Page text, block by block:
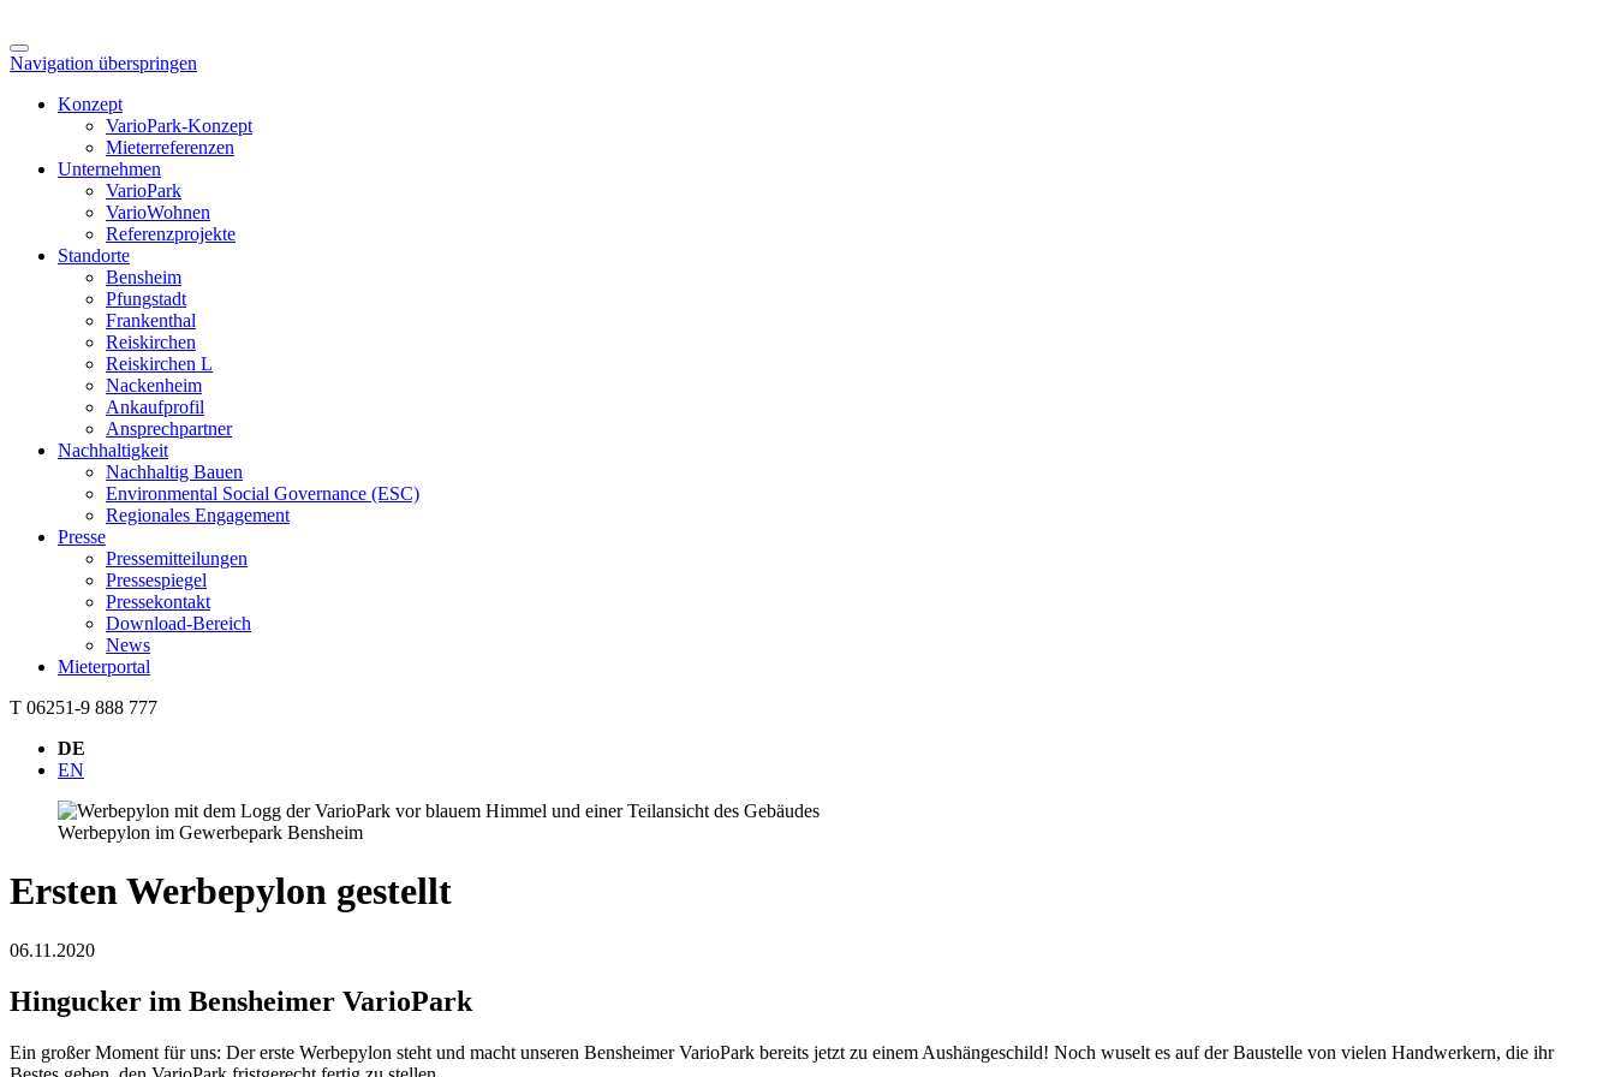
Navigation überspringen
Konzept
VarioPark-Konzept
Mieterreferenzen
Unternehmen
VarioPark
VarioWohnen
Referenzprojekte
Standorte
Bensheim
Pfungstadt
Frankenthal
Reiskirchen
Reiskirchen L
Nackenheim
Ankaufprofil
Ansprechpartner
Nachhaltigkeit
Nachhaltig Bauen
Environmental Social Governance (ESC)
Regionales Engagement
Presse
Pressemitteilungen
Pressespiegel
Pressekontakt
Download-Bereich
News
Mieterportal
T 06251-9 888 777
DE
EN
Werbepylon im Gewerbepark Bensheim
Ersten Werbepylon gestellt
06.11.2020
Hingucker im Bensheimer VarioPark
Ein großer Moment für uns: Der erste Werbepylon steht und macht unseren Bensheimer VarioPark bereits jetzt zu einem Aushängeschild! Noch wuselt es auf der Baustelle von vielen Handwerkern, die ihr